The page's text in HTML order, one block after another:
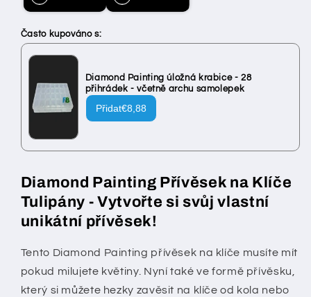
Často kupováno s:
Diamond Painting úložná krabice - 28
přihrádek - včetně archu samolepek
Přidat€8,88
Diamond Painting Přívěsek na Klíče
Tulipány - Vytvořte si svůj vlastní
unikátní přívěsek!
Tento Diamond Painting přívěsek na klíče musíte mít
pokud milujete květiny. Nyní také ve formě přívěsku,
který si můžete hezky zavěsit na klíče od kola nebo